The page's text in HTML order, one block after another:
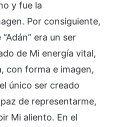
y fue la
Por consiguiente,
era un ser
de Mi energía vital,
con forma e imagen,
único ser creado
de representarme,
Mi aliento. En el